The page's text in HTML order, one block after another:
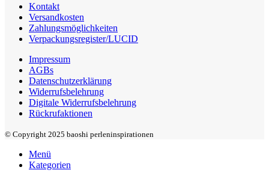
Kontakt
Versandkosten
Zahlungsmöglichkeiten
Verpackungsregister/LUCID
Impressum
AGBs
Datenschutzerklärung
Widerrufsbelehrung
Digitale Widerrufsbelehrung
Rückrufaktionen
© Copyright 2025 baoshi perleninspirationen
Menü
Kategorien